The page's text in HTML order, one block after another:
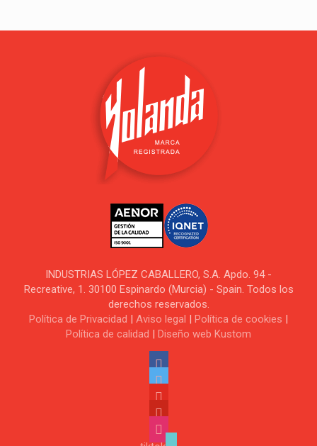
INDUSTRIAS LÓPEZ CABALLERO, S.A. Apdo. 94 -
Recreative, 1. 30100 Espinardo (Murcia) - Spain. Todos los
derechos reservados.
Política de Privacidad
Aviso legal Política de cookies
Política de calidad
Diseño web Kustom